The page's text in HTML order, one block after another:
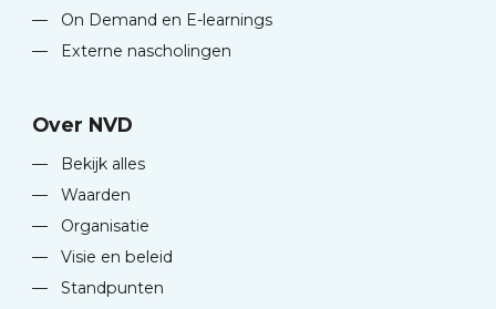
—
On Demand en E-learnings
—
Externe nascholingen
Over NVD
—
Bekijk alles
—
Waarden
—
Organisatie
—
Visie en beleid
—
Standpunten